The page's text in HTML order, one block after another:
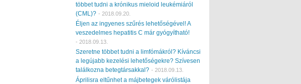
többet tudni a krónikus mieloid leukémiáról
(CML)? - 2018.09.20.
Éljen az ingyenes szűrés lehetőségével! A
veszedelmes hepatitis C már gyógyítható!
- 2018.09.13.
Szeretne többet tudni a limfómákról? Kíváncsi
a legújabb kezelési lehetőségekre? Szívesen
találkozna betegtársakkal? - 2018.09.13.
Áprilisra eltűnhet a májbetegek várólistája